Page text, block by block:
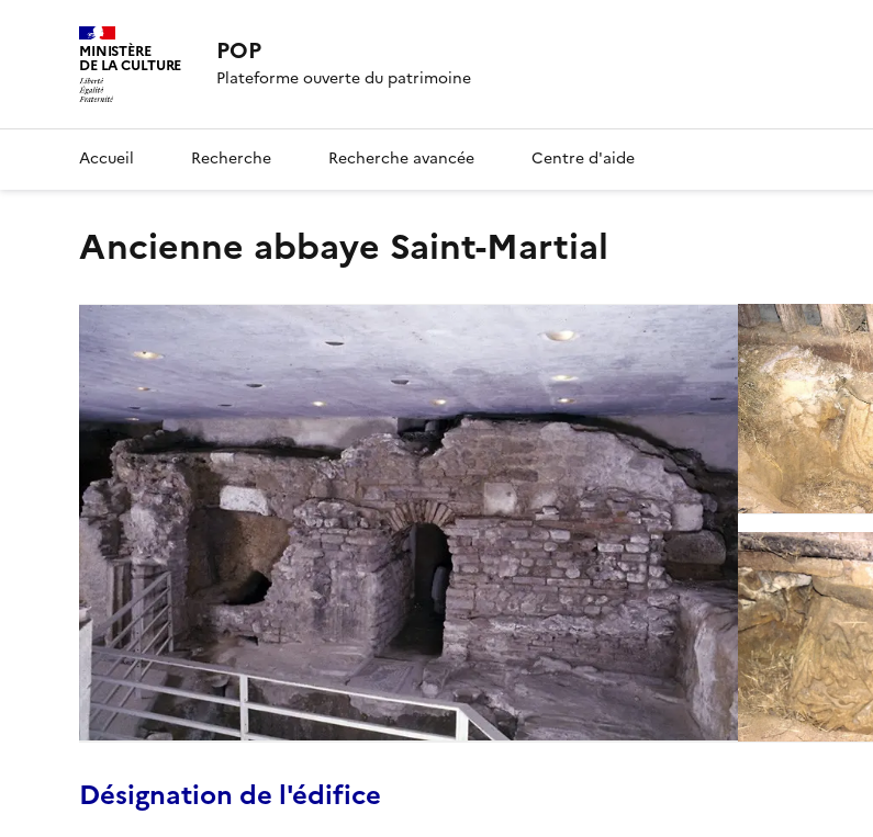
MINISTÈRE
DE LA CULTURE POP
Plateforme ouverte du patrimoine
Accueil Recherche Recherche avancée Centre d'aide
Ancienne abbaye Saint-Martial
Désignation de l'édifice